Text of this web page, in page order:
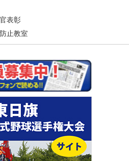
表彰
止教室